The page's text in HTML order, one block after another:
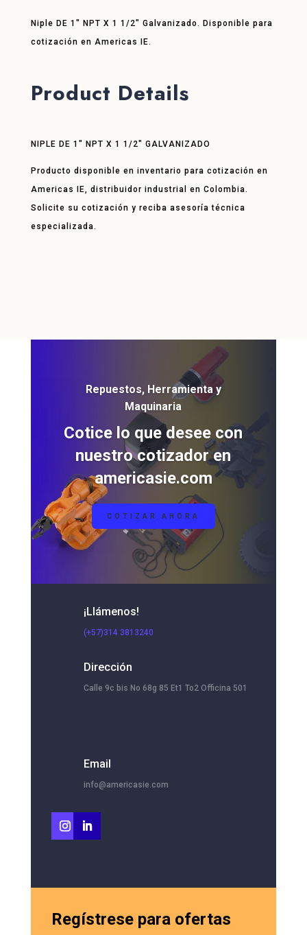
Niple DE 1″ NPT X 1 1/2″ Galvanizado. Disponible para
cotización en Americas IE.
Product Details
NIPLE DE 1″ NPT X 1 1/2″ GALVANIZADO
Producto disponible en inventario para cotización en
Americas IE, distribuidor industrial en Colombia.
Solicite su cotización y reciba asesoría técnica
especializada.
Repuestos, Herramienta y
Maquinaria
Cotice lo que desee con
nuestro cotizador en
americasie.com
COTIZAR AHORA
¡Llámenos!
(+57)314 3813240
Dirección
Calle 9c bis No 68g 85 Et1 To2 Officina 501
Email
info@americasie.com
Regístrese para ofertas